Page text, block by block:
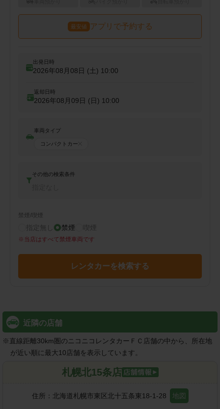
最安値 アプリで予約する
出発日時
2026年08月08日 (土) 10:00
返却日時
2026年08月09日 (日) 10:00
車両タイプ
コンパクトカー
その他の検索条件
禁煙/喫煙
指定無し 禁煙 喫煙
※ 当店はすべて禁煙車両です
レンタカーを検索する
近隣の店舗
※直線距離30km圏のニコニコレンタカーＦＣ店舗の中から、所在地
が近い順に最大10店舗を表示しています。
札幌北15条店
住所： 北海道札幌市東区北十五条東18-1-28 地図